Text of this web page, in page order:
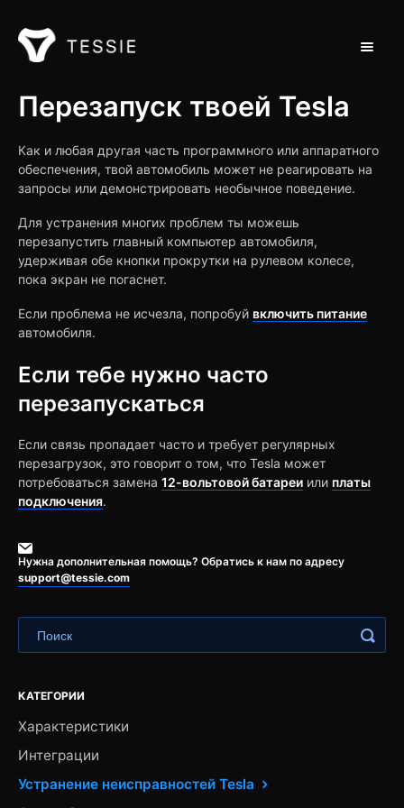
Toggle
Поддержка дома
Обращайся на
Перезапуск твоей Tesla
Как и любая другая часть программного или аппаратного
обеспечения, твой автомобиль может не реагировать на
запросы или демонстрировать необычное поведение.
Для устранения многих проблем ты можешь
перезапустить главный компьютер автомобиля,
удерживая обе кнопки прокрутки на рулевом колесе,
пока экран не погаснет.
Если проблема не исчезла, попробуй включить питание
автомобиля.
Если тебе нужно часто
перезапускаться
Если связь пропадает часто и требует регулярных
перезагрузок, это говорит о том, что Tesla может
потребоваться замена 12-вольтовой батареи или платы
подключения.
Нужна дополнительная помощь? Обратись к нам по адресу
support@tessie.com
КАТЕГОРИИ
Характеристики
Интеграции
Устранение неисправностей Tesla